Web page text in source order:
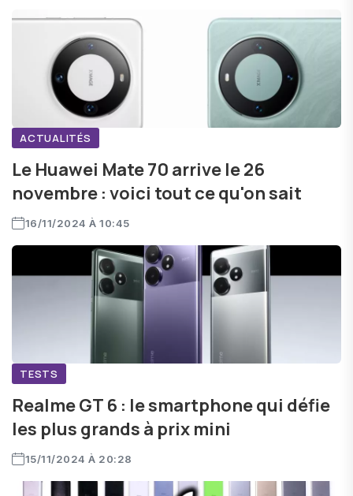
ACTUALITÉS
Le Huawei Mate 70 arrive le 26
novembre : voici tout ce qu'on sait
16/11/2024 À 10:45
TESTS
Realme GT 6 : le smartphone qui défie
les plus grands à prix mini
15/11/2024 À 20:28